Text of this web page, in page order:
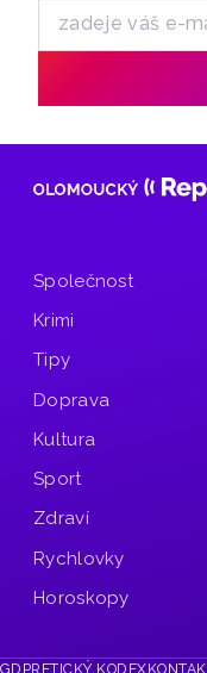
Společnost
Krimi
Tipy
Doprava
Kultura
Sport
Zdraví
Rychlovky
Horoskopy
GDPR ETICKÝ KODEX